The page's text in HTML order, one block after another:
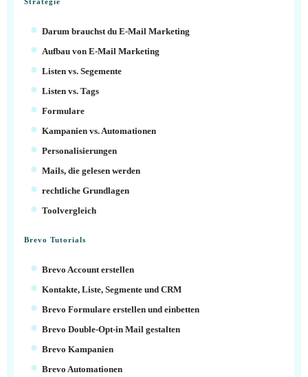
Darum brauchst du E-Mail Marketing
Aufbau von E-Mail Marketing
Listen vs. Segemente
Listen vs. Tags
Formulare
Kampanien vs. Automationen
Personalisierungen
Mails, die gelesen werden
rechtliche Grundlagen
Toolvergleich
Brevo Tutorials
Brevo Account erstellen
Kontakte, Liste, Segmente und CRM
Brevo Formulare erstellen und einbetten
Brevo Double-Opt-in Mail gestalten
Brevo Kampanien
Brevo Automationen